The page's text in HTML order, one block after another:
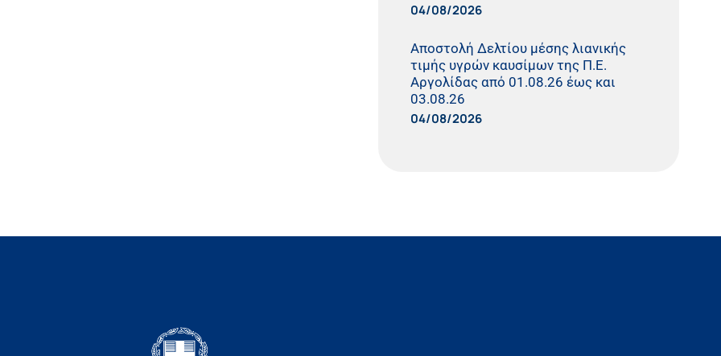
04/08/2026
Αποστολή Δελτίου μέσης λιανικής
τιμής υγρών καυσίμων της Π.Ε.
Αργολίδας από 01.08.26 έως και
03.08.26
04/08/2026